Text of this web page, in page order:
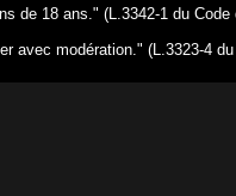
de 18 ans." (L.3342-1 du
avec modération." (L.3323-4